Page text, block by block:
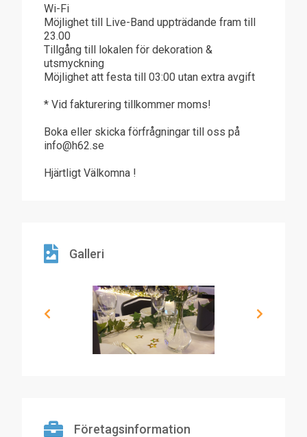
Wi-Fi
Möjlighet till Live-Band uppträdande fram till
23.00
Tillgång till lokalen för dekoration &
utsmyckning
Möjlighet att festa till 03:00 utan extra avgift
* Vid fakturering tillkommer moms!
Boka eller skicka förfrågningar till oss på
info@h62.se
Hjärtligt Välkomna !
Galleri
Företagsinformation